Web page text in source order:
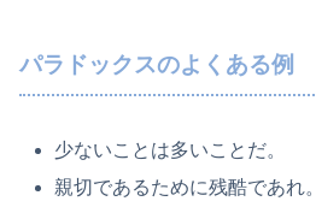
パラドックスのよくある例
少ないことは多いことだ。
親切であるために残酷であれ。